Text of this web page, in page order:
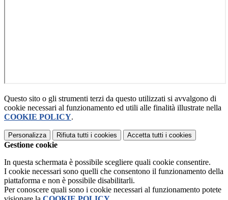
Questo sito o gli strumenti terzi da questo utilizzati si avvalgono di
cookie necessari al funzionamento ed utili alle finalità illustrate nella
COOKIE POLICY.
Personalizza Rifiuta tutti i cookies Accetta tutti i cookies
Gestione cookie
In questa schermata è possibile scegliere quali cookie consentire.
I cookie necessari sono quelli che consentono il funzionamento della
piattaforma e non è possibile disabilitarli.
Per conoscere quali sono i cookie necessari al funzionamento potete